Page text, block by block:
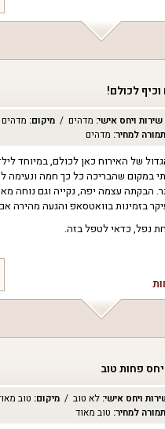
לכולם!
שירות ויחס אישי: מדהים מיקום: מדהים
תמורה למחיר: מדהים
של האירוח כאן לכולם, במיוחד
במקום שהבריכה כל כך חמה ונעימה
הבקתה עצמה יפה, נקייה וגם נוחה
בזמינות בוואטסאפ והגעה מהירה
נפל, כדאי לטפל בזה.
פחות טוב
ויחס אישי: לא טוב מיקום: טוב
תמורה למחיר: טוב מאוד